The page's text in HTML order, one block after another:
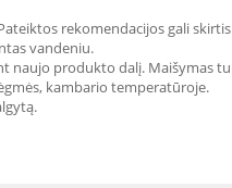
rekomendacijos gali
vandeniu.
naujo produkto dalį. Maišymas
kambario temperatūroje.